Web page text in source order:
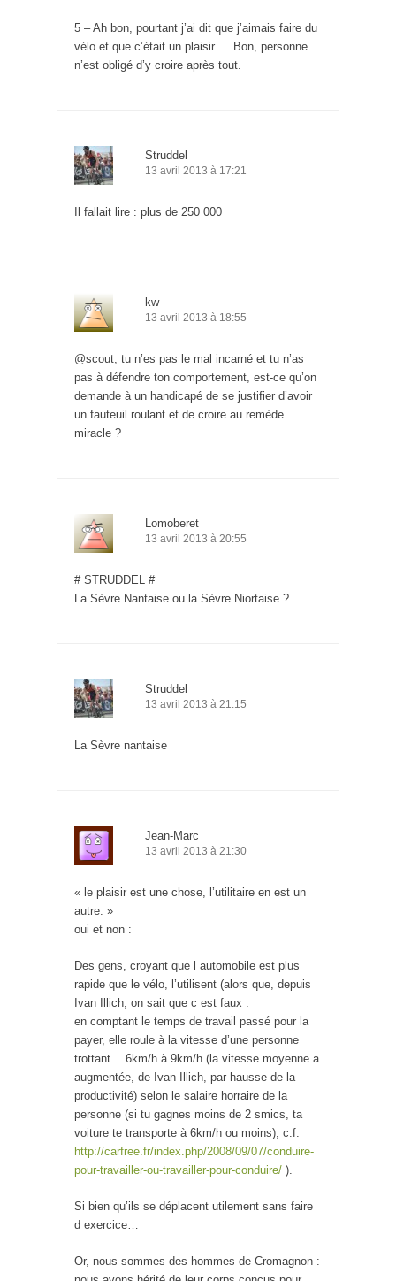
5 – Ah bon, pourtant j’ai dit que j’aimais faire du
vélo et que c’était un plaisir … Bon, personne
n’est obligé d’y croire après tout.
Struddel
13 avril 2013 à 17:21
Il fallait lire : plus de 250 000
kw
13 avril 2013 à 18:55
@scout, tu n’es pas le mal incarné et tu n’as
pas à défendre ton comportement, est-ce qu’on
demande à un handicapé de se justifier d’avoir
un fauteuil roulant et de croire au remède
miracle ?
Lomoberet
13 avril 2013 à 20:55
# STRUDDEL #
La Sèvre Nantaise ou la Sèvre Niortaise ?
Struddel
13 avril 2013 à 21:15
La Sèvre nantaise
Jean-Marc
13 avril 2013 à 21:30
« le plaisir est une chose, l’utilitaire en est un
autre. »
oui et non :
Des gens, croyant que l automobile est plus
rapide que le vélo, l’utilisent (alors que, depuis
Ivan Illich, on sait que c est faux :
en comptant le temps de travail passé pour la
payer, elle roule à la vitesse d’une personne
trottant… 6km/h à 9km/h (la vitesse moyenne a
augmentée, de Ivan Illich, par hausse de la
productivité) selon le salaire horraire de la
personne (si tu gagnes moins de 2 smics, ta
voiture te transporte à 6km/h ou moins), c.f.
http://carfree.fr/index.php/2008/09/07/conduire-
pour-travailler-ou-travailler-pour-conduire/ ).
Si bien qu’ils se déplacent utilement sans faire
d exercice…
Or, nous sommes des hommes de Cromagnon :